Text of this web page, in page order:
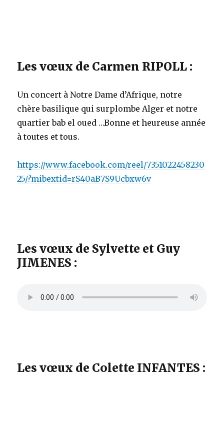
Les vœux de Carmen RIPOLL :
Un concert à Notre Dame d’Afrique, notre
chère basilique qui surplombe Alger et notre
quartier bab el oued …Bonne et heureuse année
à toutes et tous.
https://www.facebook.com/reel/7351022458230
25/?mibextid=rS40aB7S9Ucbxw6v
Les vœux de Sylvette et Guy
JIMENES :
Les vœux de Colette INFANTES :